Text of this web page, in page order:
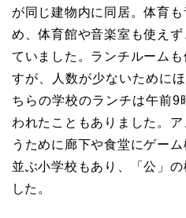
が同じ建物内に同居。体育
め、体育館や音楽室も使え
ていました。ランチルーム
すが、人数が少ないために
ちらの学校のランチは午前
われたこともありました。
うために廊下や食堂にゲー
並ぶ小学校もあり、「公」
した。